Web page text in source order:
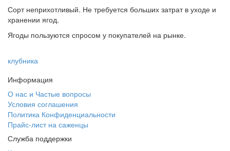
Сорт неприхотливый. Не требуется больших затрат в уходе и
хранении ягод.
Ягоды пользуются спросом у покупателей на рынке.
клубника
Информация
О нас и Частые вопросы
Условия соглашения
Политика Конфиденциальности
Прайс-лист на саженцы
Служба поддержки